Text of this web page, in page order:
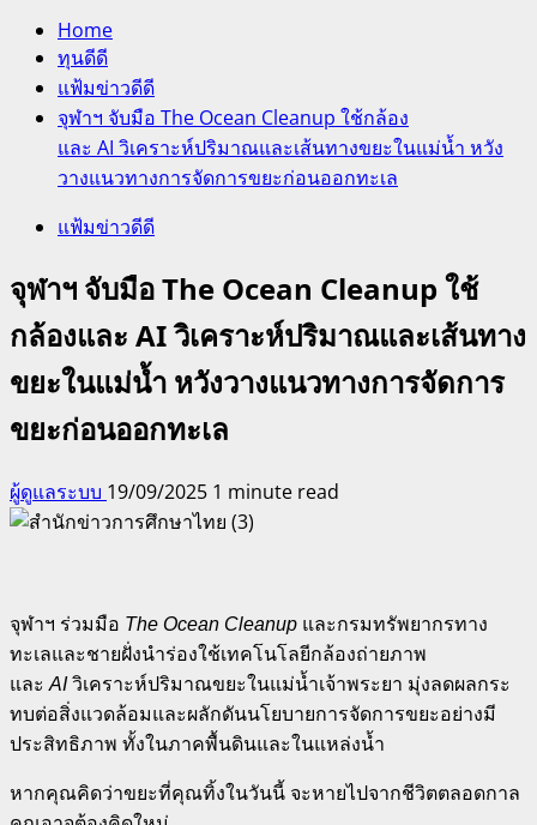
Home
ทุนดีดี
แฟ้มข่าวดีดี
จุฬาฯ จับมือ The Ocean Cleanup ใช้กล้อง
และ AI วิเคราะห์ปริมาณและเส้นทางขยะในแม่น้ำ หวัง
วางแนวทางการจัดการขยะก่อนออกทะเล
แฟ้มข่าวดีดี
จุฬาฯ จับมือ The Ocean Cleanup ใช้
กล้องและ AI วิเคราะห์ปริมาณและเส้นทาง
ขยะในแม่น้ำ หวังวางแนวทางการจัดการ
ขยะก่อนออกทะเล
ผู้ดูแลระบบ 19/09/2025 1 minute read
จุฬาฯ ร่วมมือ The Ocean Cleanup และกรมทรัพยากรทาง
ทะเลและชายฝั่งนำร่องใช้เทคโนโลยีกล้องถ่ายภาพ
และ AIวิเคราะห์ปริมาณขยะในแม่น้ำเจ้าพระยา มุ่งลดผลกระ
ทบต่อสิ่งแวดล้อมและผลักดันนโยบายการจัดการขยะอย่างมี
ประสิทธิภาพ ทั้งในภาคพื้นดินและในแหล่งน้ำ
หากคุณคิดว่าขยะที่คุณทิ้งในวันนี้ จะหายไปจากชีวิตตลอดกาล